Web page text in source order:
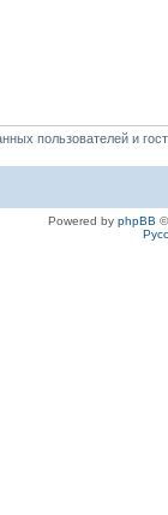
пользователей и
Powered by phpBB